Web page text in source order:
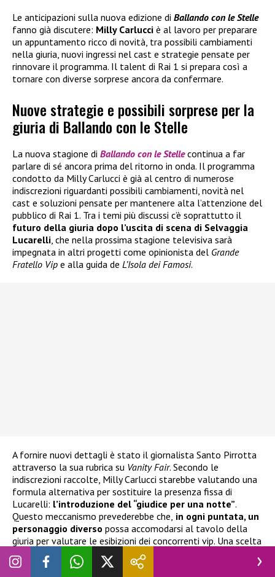
Le anticipazioni sulla nuova edizione di Ballando con le Stelle
fanno già discutere: Milly Carlucci è al lavoro per preparare
un appuntamento ricco di novità, tra possibili cambiamenti
nella giuria, nuovi ingressi nel cast e strategie pensate per
rinnovare il programma. Il talent di Rai 1 si prepara così a
tornare con diverse sorprese ancora da confermare.
Nuove strategie e possibili sorprese per la
giuria di Ballando con le Stelle
La nuova stagione di Ballando con le Stellecontinua a far
parlare di sé ancora prima del ritorno in onda. Il programma
condotto da Milly Carlucci è già al centro di numerose
indiscrezioni riguardanti possibili cambiamenti, novità nel
cast e soluzioni pensate per mantenere alta l’attenzione del
pubblico di Rai 1. Tra i temi più discussi c’è soprattutto il
futuro della giuria dopo l’uscita di scena di Selvaggia
Lucarelli, che nella prossima stagione televisiva sarà
impegnata in altri progetti come opinionista del Grande
Fratello Vip e alla guida de L’Isola dei Famosi.
A fornire nuovi dettagli è stato il giornalista Santo Pirrotta
attraverso la sua rubrica su Vanity Fair. Secondo le
indiscrezioni raccolte, Milly Carlucci starebbe valutando una
formula alternativa per sostituire la presenza fissa di
Lucarelli: l’introduzione del “giudice per una notte”.
Questo meccanismo prevederebbe che, in ogni puntata, un
personaggio diverso possa accomodarsi al tavolo della
giuria per valutare le esibizioni dei concorrenti vip. Una scelta
che permetterebbe di cambiare continuamente gli equilibri
dello show, portando ospiti differenti e creando un